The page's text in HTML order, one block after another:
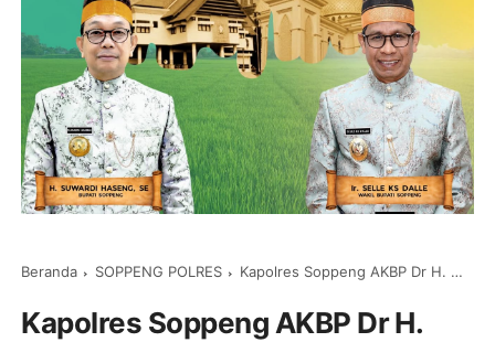
Beranda SOPPENG POLRES Kapolres Soppeng AKBP Dr H. Muh.Yusuf Usman menghadiri Acara Simulasi Pemungutan Suara dan Penghitungan Suara
Kapolres Soppeng AKBP Dr H.